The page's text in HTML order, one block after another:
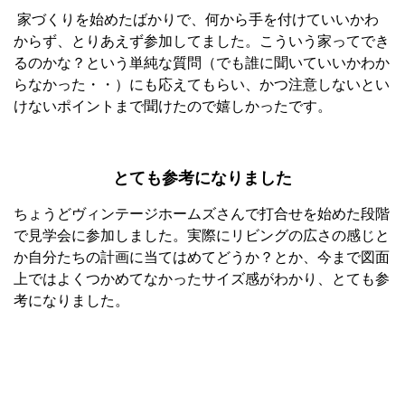
家づくりを始めたばかりで、何から手を付けていいかわ
からず、とりあえず参加してました。こういう家ってでき
るのかな？という単純な質問（でも誰に聞いていいかわか
らなかった・・）にも応えてもらい、かつ注意しないとい
けないポイントまで聞けたので嬉しかったです。
とても参考になりました
ちょうどヴィンテージホームズさんで打合せを始めた段階
で見学会に参加しました。実際にリビングの広さの感じと
か自分たちの計画に当てはめてどうか？とか、今まで図面
上ではよくつかめてなかったサイズ感がわかり、とても参
考になりました。